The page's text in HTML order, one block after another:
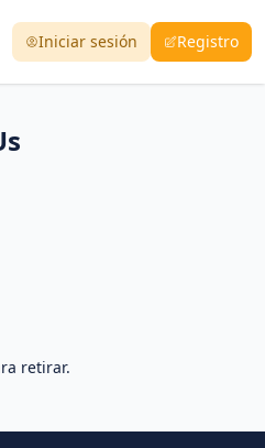
Iniciar sesión Registro
retirar.